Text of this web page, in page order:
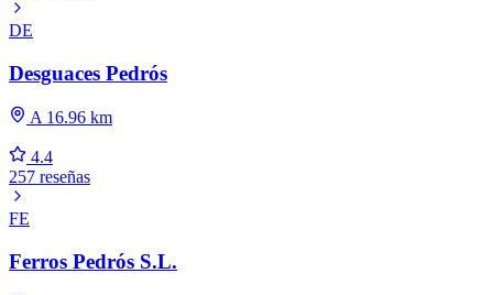
DE
Desguaces Pedrós
A 16.96 km
4.4
257 reseñas
FE
Ferros Pedrós S.L.